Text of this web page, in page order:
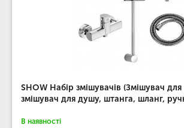
SHOW Набір змішувачів (Змішувач
змішувач для душу, штанга, шланг,
В наявності